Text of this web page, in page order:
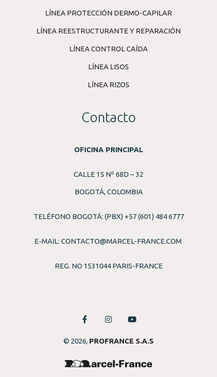
LÍNEA PROTECCIÓN DERMO-CAPILAR
LÍNEA REESTRUCTURANTE Y REPARACIÓN
LÍNEA CONTROL CAÍDA
LÍNEA LISOS
LÍNEA RIZOS
Contacto
OFICINA PRINCIPAL
CALLE 15 Nº 68D – 32
BOGOTÁ, COLOMBIA
TELÉFONO BOGOTÁ: (PBX) +57 (601) 484 6777
E-MAIL: CONTACTO@MARCEL-FRANCE.COM
REG. NO 1531044 PARIS-FRANCE
© 2026, PROFRANCE S.A.S